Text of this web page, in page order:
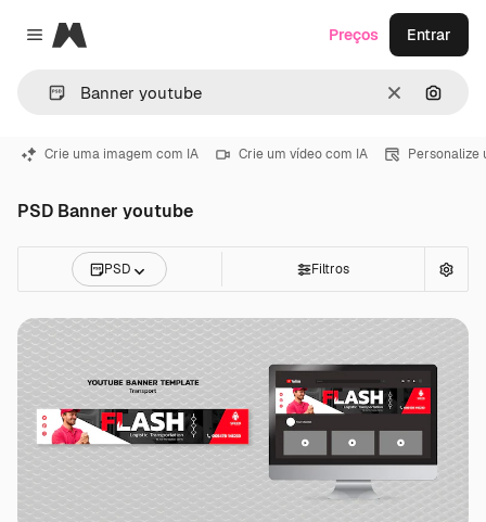
Close menu
Magnific
Limpar
Preços Entrar
Crie uma imagem com IA Crie um vídeo com IA Personalize
PSD Banner youtube
PSD Filtros